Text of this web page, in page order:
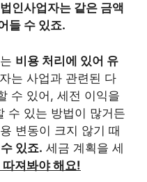
인사업자는 같은 금액
들 수 있죠.
비용 처리에 있어 유
는 사업과 관련된 다
수 있어, 세전 이익을
수 있는 방법이 많거든
변동이 크지 않기 때
있죠. 세금 계획을 세
따져봐야 해요!